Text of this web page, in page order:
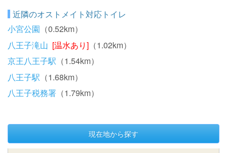
近隣のオストメイト対応トイレ
小宮公園 （0.52km）
八王子滝山 [温水あり] （1.02km）
京王八王子駅 （1.54km）
八王子駅 （1.68km）
八王子税務署 （1.79km）
現在地から探す